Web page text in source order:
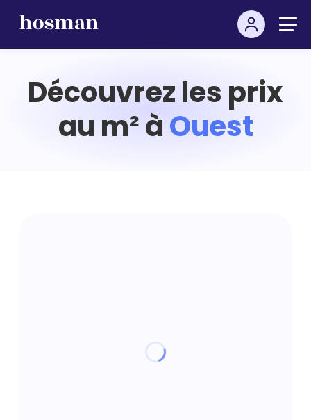
Découvrez les prix
au m² àOuest